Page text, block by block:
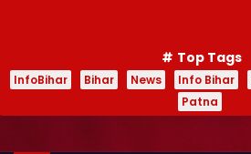
Top Tags
InfoBihar Bihar News Info Bihar
Patna